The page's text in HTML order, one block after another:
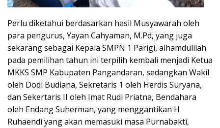
Perlu diketahui berdasarkan hasil Musyawarah oleh
para pengurus, Yayan Cahyaman, M.Pd, yang juga
sekarang sebagai Kepala SMPN 1 Parigi, alhamdulilah
pada pemilihan tahun ini terpilih kembali menjadi Ketua
MKKS SMP Kabupaten Pangandaran, sedangkan Wakil
oleh Dodi Budiana, Sekretaris 1 oleh Herdis Suryana,
dan Sekertaris II oleh Imat Rudi Priatna, Bendahara
oleh Endang Suherman, yang menggantikan H
Ruhaendi yang akan memasuki masa Purnabakti,